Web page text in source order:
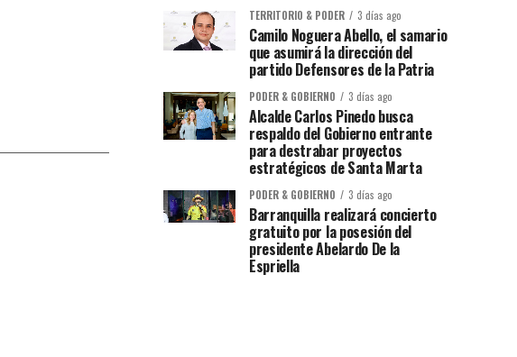
TERRITORIO & PODER 3 días ago
Camilo Noguera Abello, el samario
que asumirá la dirección del
partido Defensores de la Patria
PODER & GOBIERNO 3 días ago
Alcalde Carlos Pinedo busca
respaldo del Gobierno entrante
para destrabar proyectos
estratégicos de Santa Marta
PODER & GOBIERNO 3 días ago
Barranquilla realizará concierto
gratuito por la posesión del
presidente Abelardo De la
Espriella